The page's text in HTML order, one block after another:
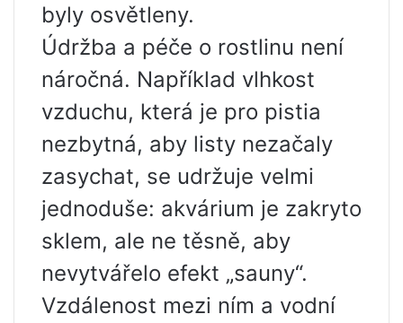
byly osvětleny.
Údržba a péče o rostlinu není
náročná. Například vlhkost
vzduchu, která je pro pistia
nezbytná, aby listy nezačaly
zasychat, se udržuje velmi
jednoduše: akvárium je zakryto
sklem, ale ne těsně, aby
nevytvářelo efekt „sauny“.
Vzdálenost mezi ním a vodní